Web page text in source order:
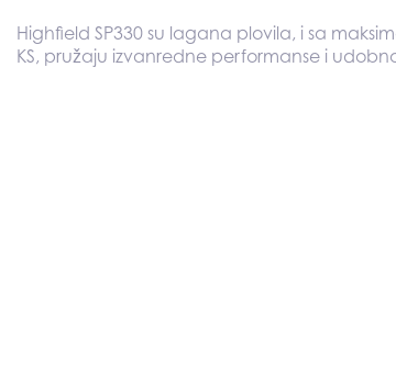
Highfield SP330 su lagana plovila, i sa
KS, pružaju izvanredne performanse i